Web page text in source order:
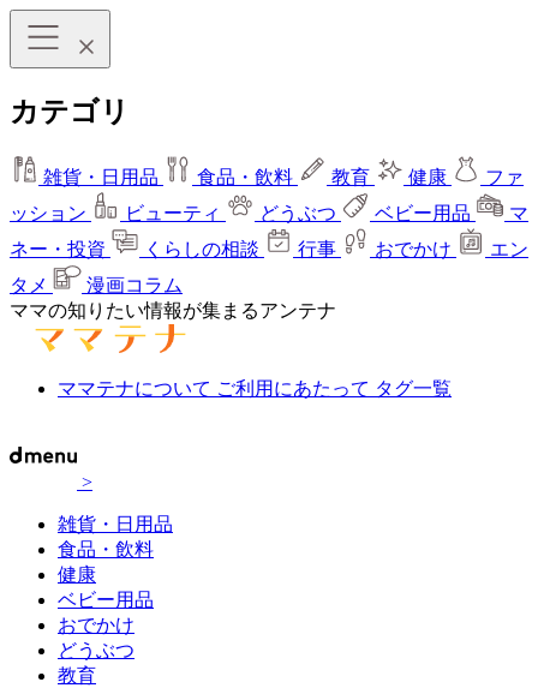
カテゴリ
雑貨・日用品 食品・飲料 教育 健康
ファ
ッション
ビューティ どうぶつ ベビー用品
マ
ネー・投資
くらしの相談 行事 おでかけ
エン
タメ
漫画コラム
ママの知りたい情報が集まるアンテナ
ママテナについて ご利用にあたって タグ一覧
>
雑貨・日用品
食品・飲料
健康
ベビー用品
おでかけ
どうぶつ
教育